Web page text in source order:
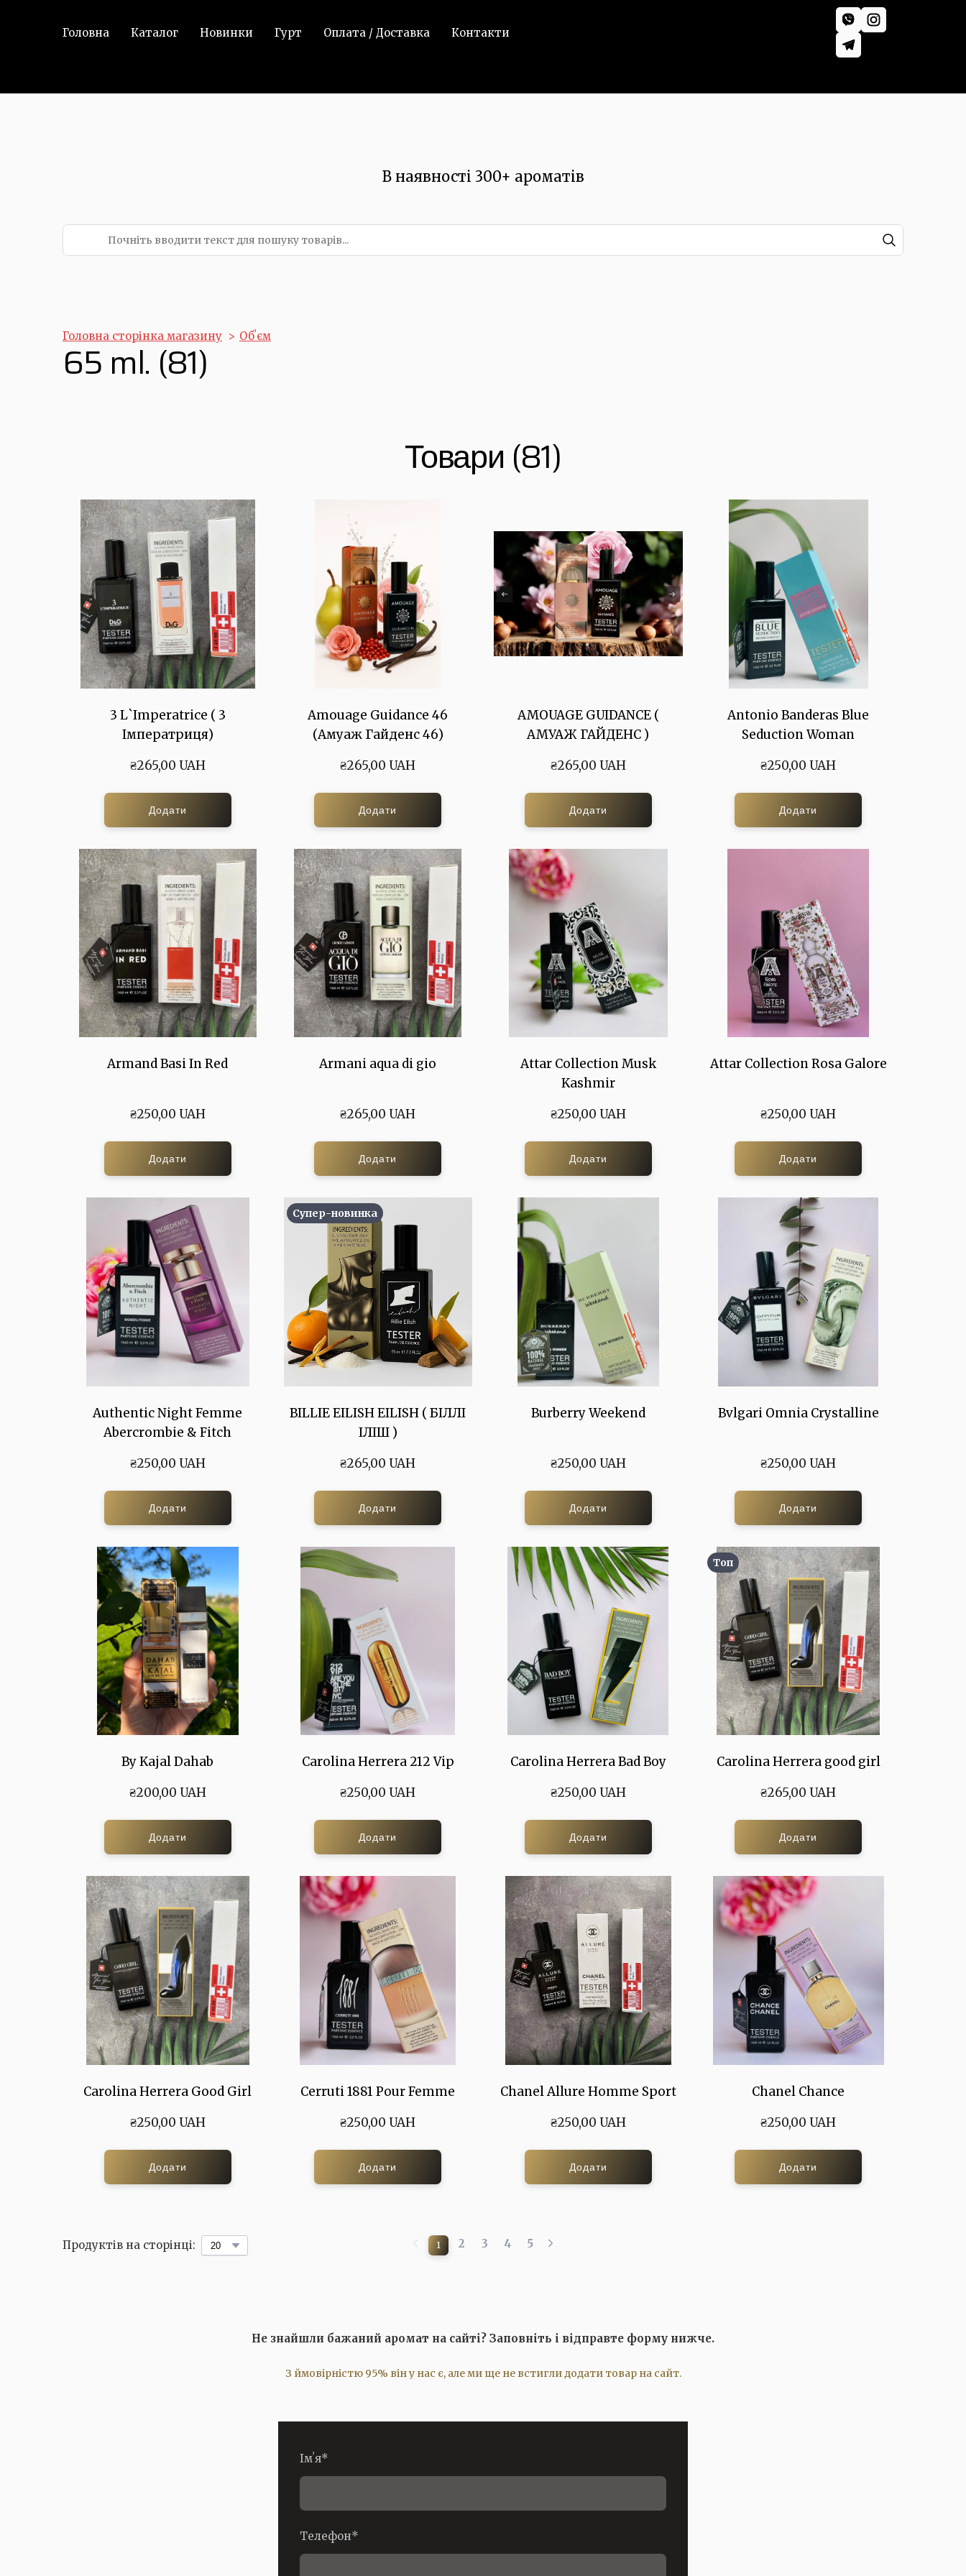
Головна Каталог Новинки Гурт Оплата / Доставка Контакти
В наявності 300+ ароматів
Головна сторінка магазину Обʼєм
65 ml. (81)
Товари (81)
3 L`Imperatrice ( 3
Імператриця)
₴265,00 UAH
Додати
Amouage Guidance 46
(Амуаж Гайденс 46)
₴265,00 UAH
Додати
AMOUAGE GUIDANCE (
АМУАЖ ГАЙДЕНС )
₴265,00 UAH
Додати
Antonio Banderas Blue
Seduction Woman
₴250,00 UAH
Додати
Armand Basi In Red
₴250,00 UAH
Додати
Armani aqua di gio
₴265,00 UAH
Додати
Attar Collection Musk
Kashmir
₴250,00 UAH
Додати
Attar Collection Rosa Galore
₴250,00 UAH
Додати
Authentic Night Femme
Abercrombie & Fitch
₴250,00 UAH
Додати
Супер-новинка
BILLIE EILISH EILISH ( БІЛЛІ
ІЛІШ )
₴265,00 UAH
Додати
Burberry Weekend
₴250,00 UAH
Додати
Bvlgari Omnia Crystalline
₴250,00 UAH
Додати
By Kajal Dahab
₴200,00 UAH
Додати
Carolina Herrera 212 Vip
₴250,00 UAH
Додати
Carolina Herrera Bad Boy
₴250,00 UAH
Додати
Топ
Carolina Herrera good girl
₴265,00 UAH
Додати
Carolina Herrera Good Girl
₴250,00 UAH
Додати
Cerruti 1881 Pour Femme
₴250,00 UAH
Додати
Chanel Allure Homme Sport
₴250,00 UAH
Додати
Chanel Chance
₴250,00 UAH
Додати
Продуктів на сторінці: 1 2 3 4 5
Не знайшли бажаний аромат на сайті? Заповніть і відправте форму нижче.
З ймовірністю 95% він у нас є, але ми ще не встигли додати товар на сайт.
Імʼя*
Телефон*